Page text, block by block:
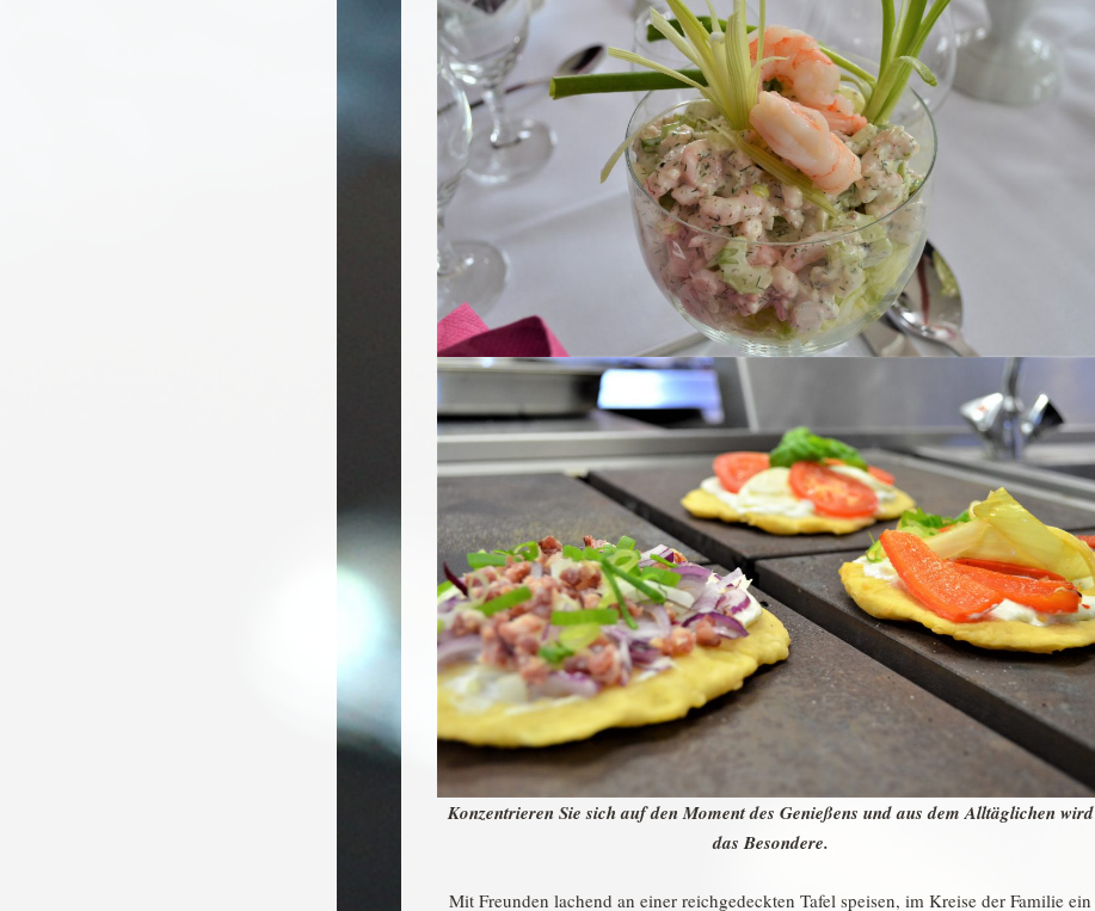
Konzentrieren Sie sich auf den Moment des Genießens und aus dem Alltäglichen wird
das Besondere.
Mit Freunden lachend an einer reichgedeckten Tafel speisen, im Kreise der Familie ein